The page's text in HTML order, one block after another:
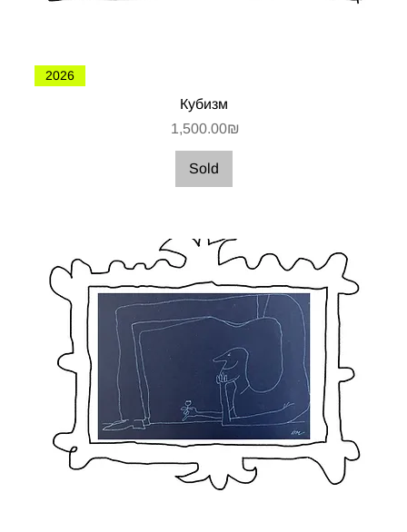
2026
Кубизм
Цена
‏1,500.00 ‏₪
Sold